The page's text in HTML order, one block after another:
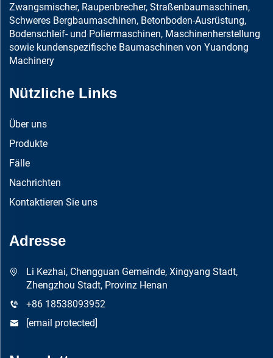
Zwangsmischer, Raupenbrecher, Straßenbaumaschinen,
Schweres Bergbaumaschinen, Betonboden-Ausrüstung,
Bodenschleif- und Poliermaschinen, Maschinenherstellung
sowie kundenspezifische Baumaschinen von Yuandong
Machinery
Nützliche Links
Über uns
Produkte
Fälle
Nachrichten
Kontaktieren Sie uns
Adresse
Li Kezhai, Chengguan Gemeinde, Xingyang Stadt,
Zhengzhou Stadt, Provinz Henan
+86 18538093952
[email protected]